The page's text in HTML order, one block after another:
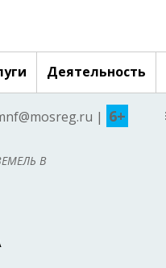
Деятельность
| 6+
В